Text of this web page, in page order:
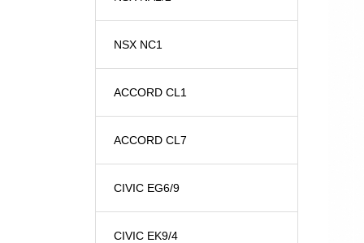
NSX NC1
ACCORD CL1
ACCORD CL7
CIVIC EG6/9
CIVIC EK9/4